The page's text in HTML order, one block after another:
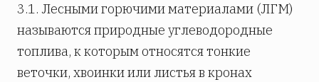
3.1. Лесными горючими материалами (ЛГМ)
называются природные углеводородные
топлива, к которым относятся тонкие
веточки, хвоинки или листья в кронах